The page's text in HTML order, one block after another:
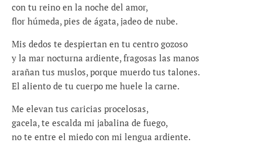
con tu reino en la noche del amor,
flor húmeda, pies de ágata, jadeo de nube.
Mis dedos te despiertan en tu centro gozoso
y la mar nocturna ardiente, fragosas las manos
arañan tus muslos, porque muerdo tus talones.
El aliento de tu cuerpo me huele la carne.
Me elevan tus caricias procelosas,
gacela, te escalda mi jabalina de fuego,
no te entre el miedo con mi lengua ardiente.